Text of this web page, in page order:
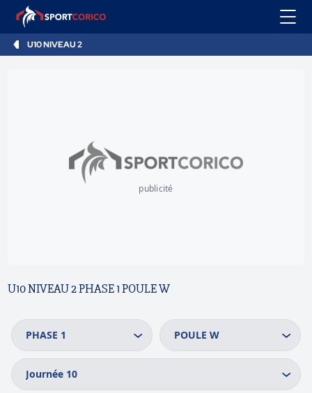
U10 NIVEAU 2
publicité
U10 NIVEAU 2 PHASE 1 POULE W